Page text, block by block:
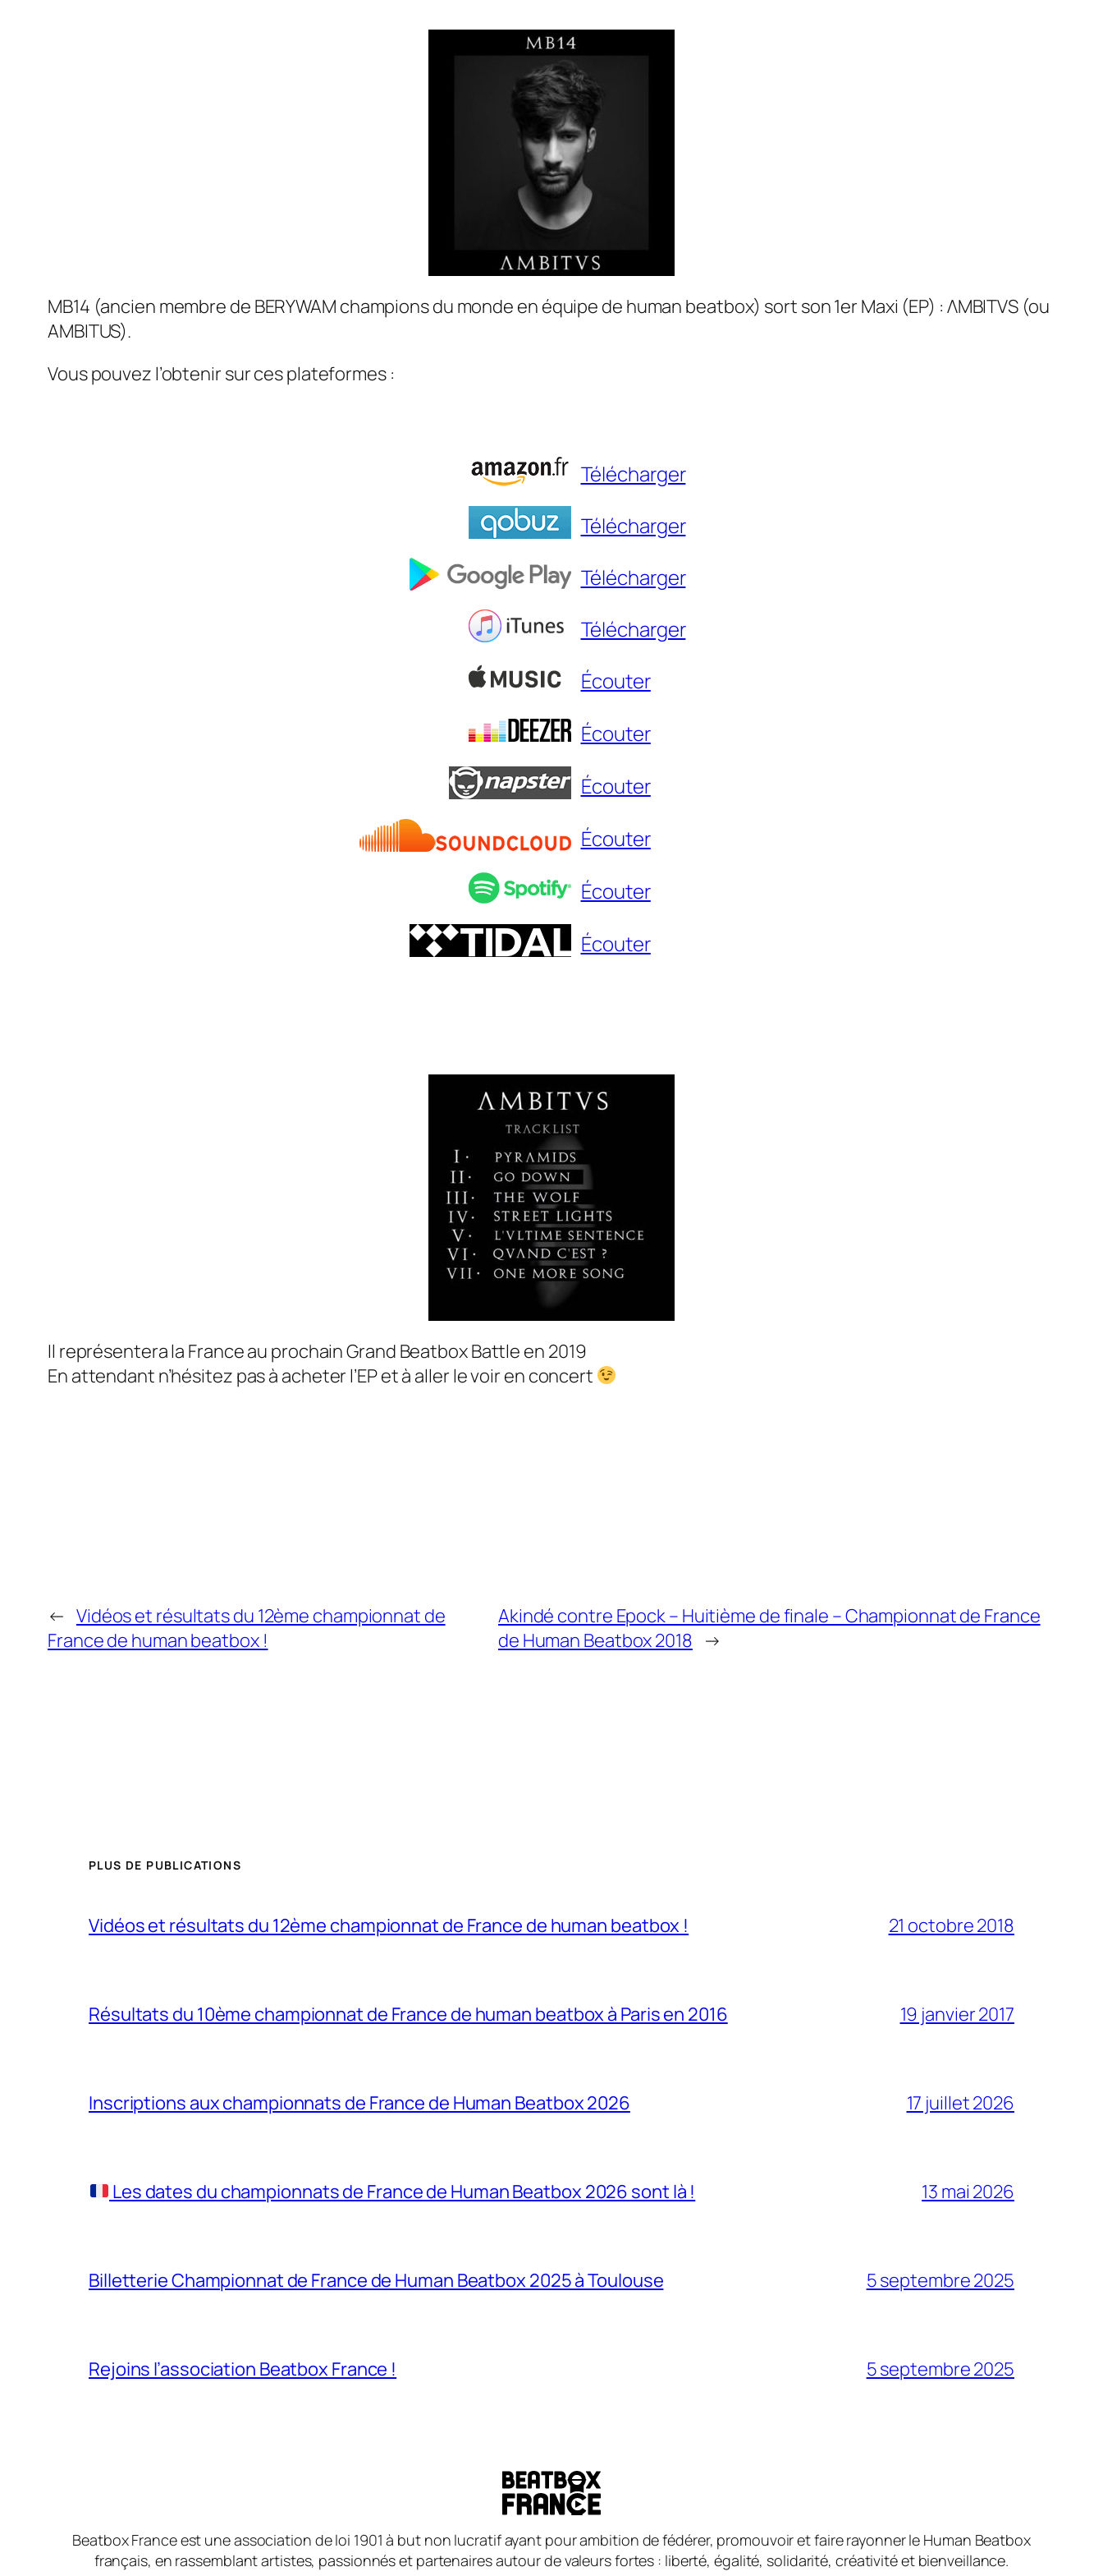
MB14 (ancien membre de BERYWAM champions du monde en équipe de human beatbox) sort son 1er Maxi (EP) : ΛMBITVS (ou
AMBITUS).
Vous pouvez l’obtenir sur ces plateformes :
Télécharger
Télécharger
Télécharger
Télécharger
Écouter
Écouter
Écouter
Écouter
Écouter
Écouter
Il représentera la France au prochain Grand Beatbox Battle en 2019
En attendant n’hésitez pas à acheter l’EP et à aller le voir en concert
← Vidéos et résultats du 12ème championnat de
France de human beatbox !
Akindé contre Epock – Huitième de finale – Championnat de France
de Human Beatbox 2018 →
PLUS DE PUBLICATIONS
Vidéos et résultats du 12ème championnat de France de human beatbox ! 21 octobre 2018
Résultats du 10ème championnat de France de human beatbox à Paris en 2016 19 janvier 2017
Inscriptions aux championnats de France de Human Beatbox 2026 17 juillet 2026
Les dates du championnats de France de Human Beatbox 2026 sont là ! 13 mai 2026
Billetterie Championnat de France de Human Beatbox 2025 à Toulouse 5 septembre 2025
Rejoins l’association Beatbox France ! 5 septembre 2025
Beatbox France est une association de loi 1901 à but non lucratif ayant pour ambition de fédérer, promouvoir et faire rayonner le Human Beatbox
français, en rassemblant artistes, passionnés et partenaires autour de valeurs fortes : liberté, égalité, solidarité, créativité et bienveillance.